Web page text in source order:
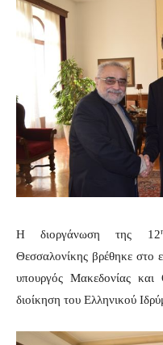
Η διοργάνωση της 12
Θεσσαλονίκης βρέθηκε στο
υπουργός Μακεδονίας
διοίκηση του Ελληνικού